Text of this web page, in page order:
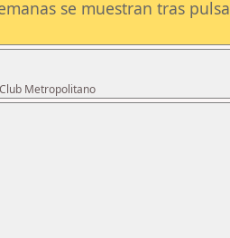
se muestran tras
Metropolitano